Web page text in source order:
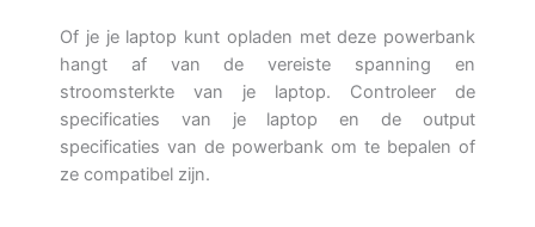
Of je je laptop kunt opladen met deze powerbank
hangt af van de vereiste spanning en
stroomsterkte van je laptop. Controleer de
specificaties van je laptop en de output
specificaties van de powerbank om te bepalen of
ze compatibel zijn.